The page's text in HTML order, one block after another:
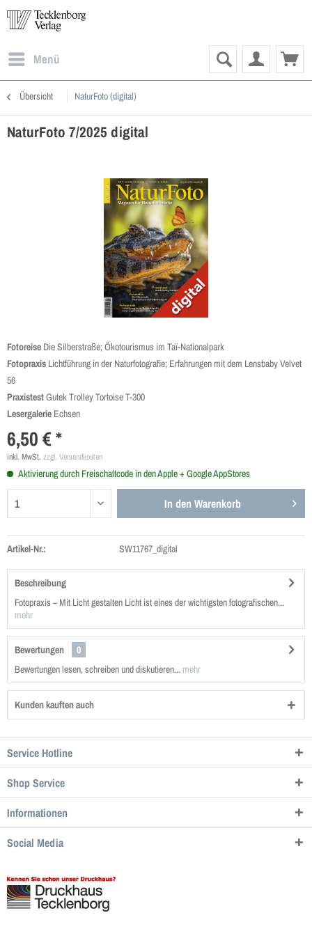
Menü
Übersicht NaturFoto (digital)
NaturFoto 7/2025 digital
Fotoreise Die Silberstraße; Ökotourismus im Taï-Nationalpark
Fotopraxis Lichtführung in der Naturfotografie; Erfahrungen mit dem Lensbaby Velvet
56
PraxistestGutek Trolley Tortoise T-300
Lesergalerie Echsen
6,50 € *
inkl. MwSt. zzgl. Versandkosten
Aktivierung durch Freischaltcode in den Apple + Google AppStores
In den Warenkorb
Artikel-Nr.: SW11767_digital
Beschreibung
Fotopraxis – Mit Licht gestalten Licht ist eines der wichtigsten fotografischen...
mehr
Bewertungen
0
Bewertungen lesen, schreiben und diskutieren... mehr
Kunden kauften auch
Service Hotline
Shop Service
Informationen
Social Media